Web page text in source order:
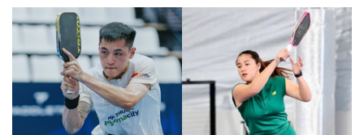
Sức khỏe
Dinh dưỡng - món ngon
Đời sống